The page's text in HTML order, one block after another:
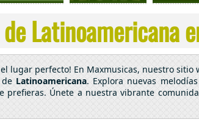
Latinoamericana
el lugar perfecto! En Maxmusicas, nuestro
Latinoamericana. Explora nuevas
Únete a nuestra vibrante